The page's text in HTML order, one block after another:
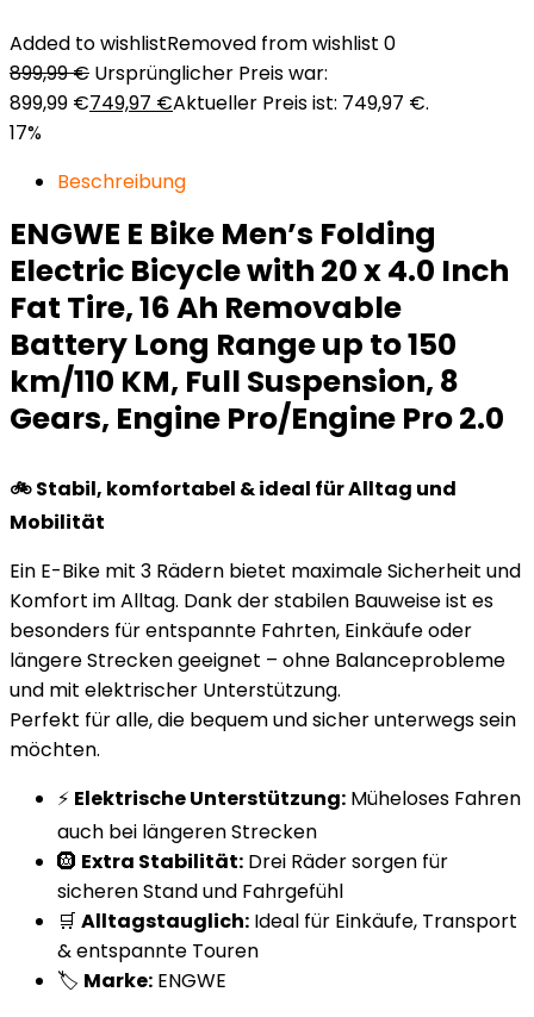
Added to wishlistRemoved from wishlist 0
899,99€ Ursprünglicher Preis war:
899,99 €749,97 €Aktueller Preis ist: 749,97 €.
17%
Beschreibung
ENGWE E Bike Men’s Folding
Electric Bicycle with 20 x 4.0 Inch
Fat Tire, 16 Ah Removable
Battery Long Range up to 150
km/110 KM, Full Suspension, 8
Gears, Engine Pro/Engine Pro 2.0
🚲 Stabil, komfortabel & ideal für Alltag und
Mobilität
Ein E-Bike mit 3 Rädern bietet maximale Sicherheit und
Komfort im Alltag. Dank der stabilen Bauweise ist es
besonders für entspannte Fahrten, Einkäufe oder
längere Strecken geeignet – ohne Balanceprobleme
und mit elektrischer Unterstützung.
Perfekt für alle, die bequem und sicher unterwegs sein
möchten.
⚡ Elektrische Unterstützung: Müheloses Fahren
auch bei längeren Strecken
🛞 Extra Stabilität: Drei Räder sorgen für
sicheren Stand und Fahrgefühl
🛒 Alltagstauglich: Ideal für Einkäufe, Transport
& entspannte Touren
🏷️ Marke: ENGWE